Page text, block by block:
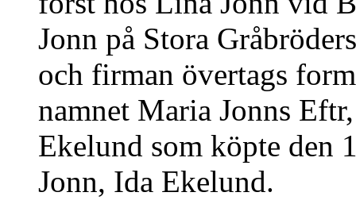
Jonn på Stora
och firman övertags
namnet Maria Jonns
Ekelund som köpte den
Jonn, Ida Ekelund.